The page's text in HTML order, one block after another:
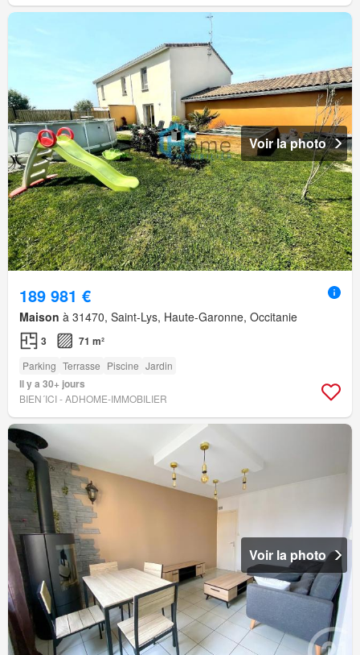
Voir la photo
189 981 €
Maison à 31470, Saint-Lys, Haute-Garonne, Occitanie
3 71 m²
Parking Terrasse Piscine Jardin
Il y a 30+ jours
BIEN´ICI - ADHOME-IMMOBILIER
Voir la photo